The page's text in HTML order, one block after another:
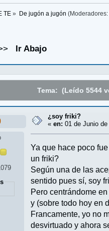
TE » De jugón a jugón (Moderadores:
Ir Abajo
Tema: (Leído 5544
¿soy friki?
«en: 01 de Junio
Ya que hace poco
un friki?
Según una de las
sentido pues sí, soy
Pero centrándome
y (sobre todo hoy en
Francamente, yo no
desvirtuado y ahora